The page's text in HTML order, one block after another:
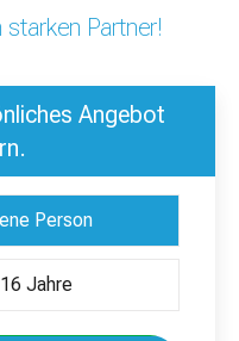
Partner!
Angebot
Person
Jahre